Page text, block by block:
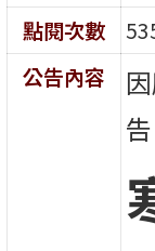
點閱次數
公告內容
告